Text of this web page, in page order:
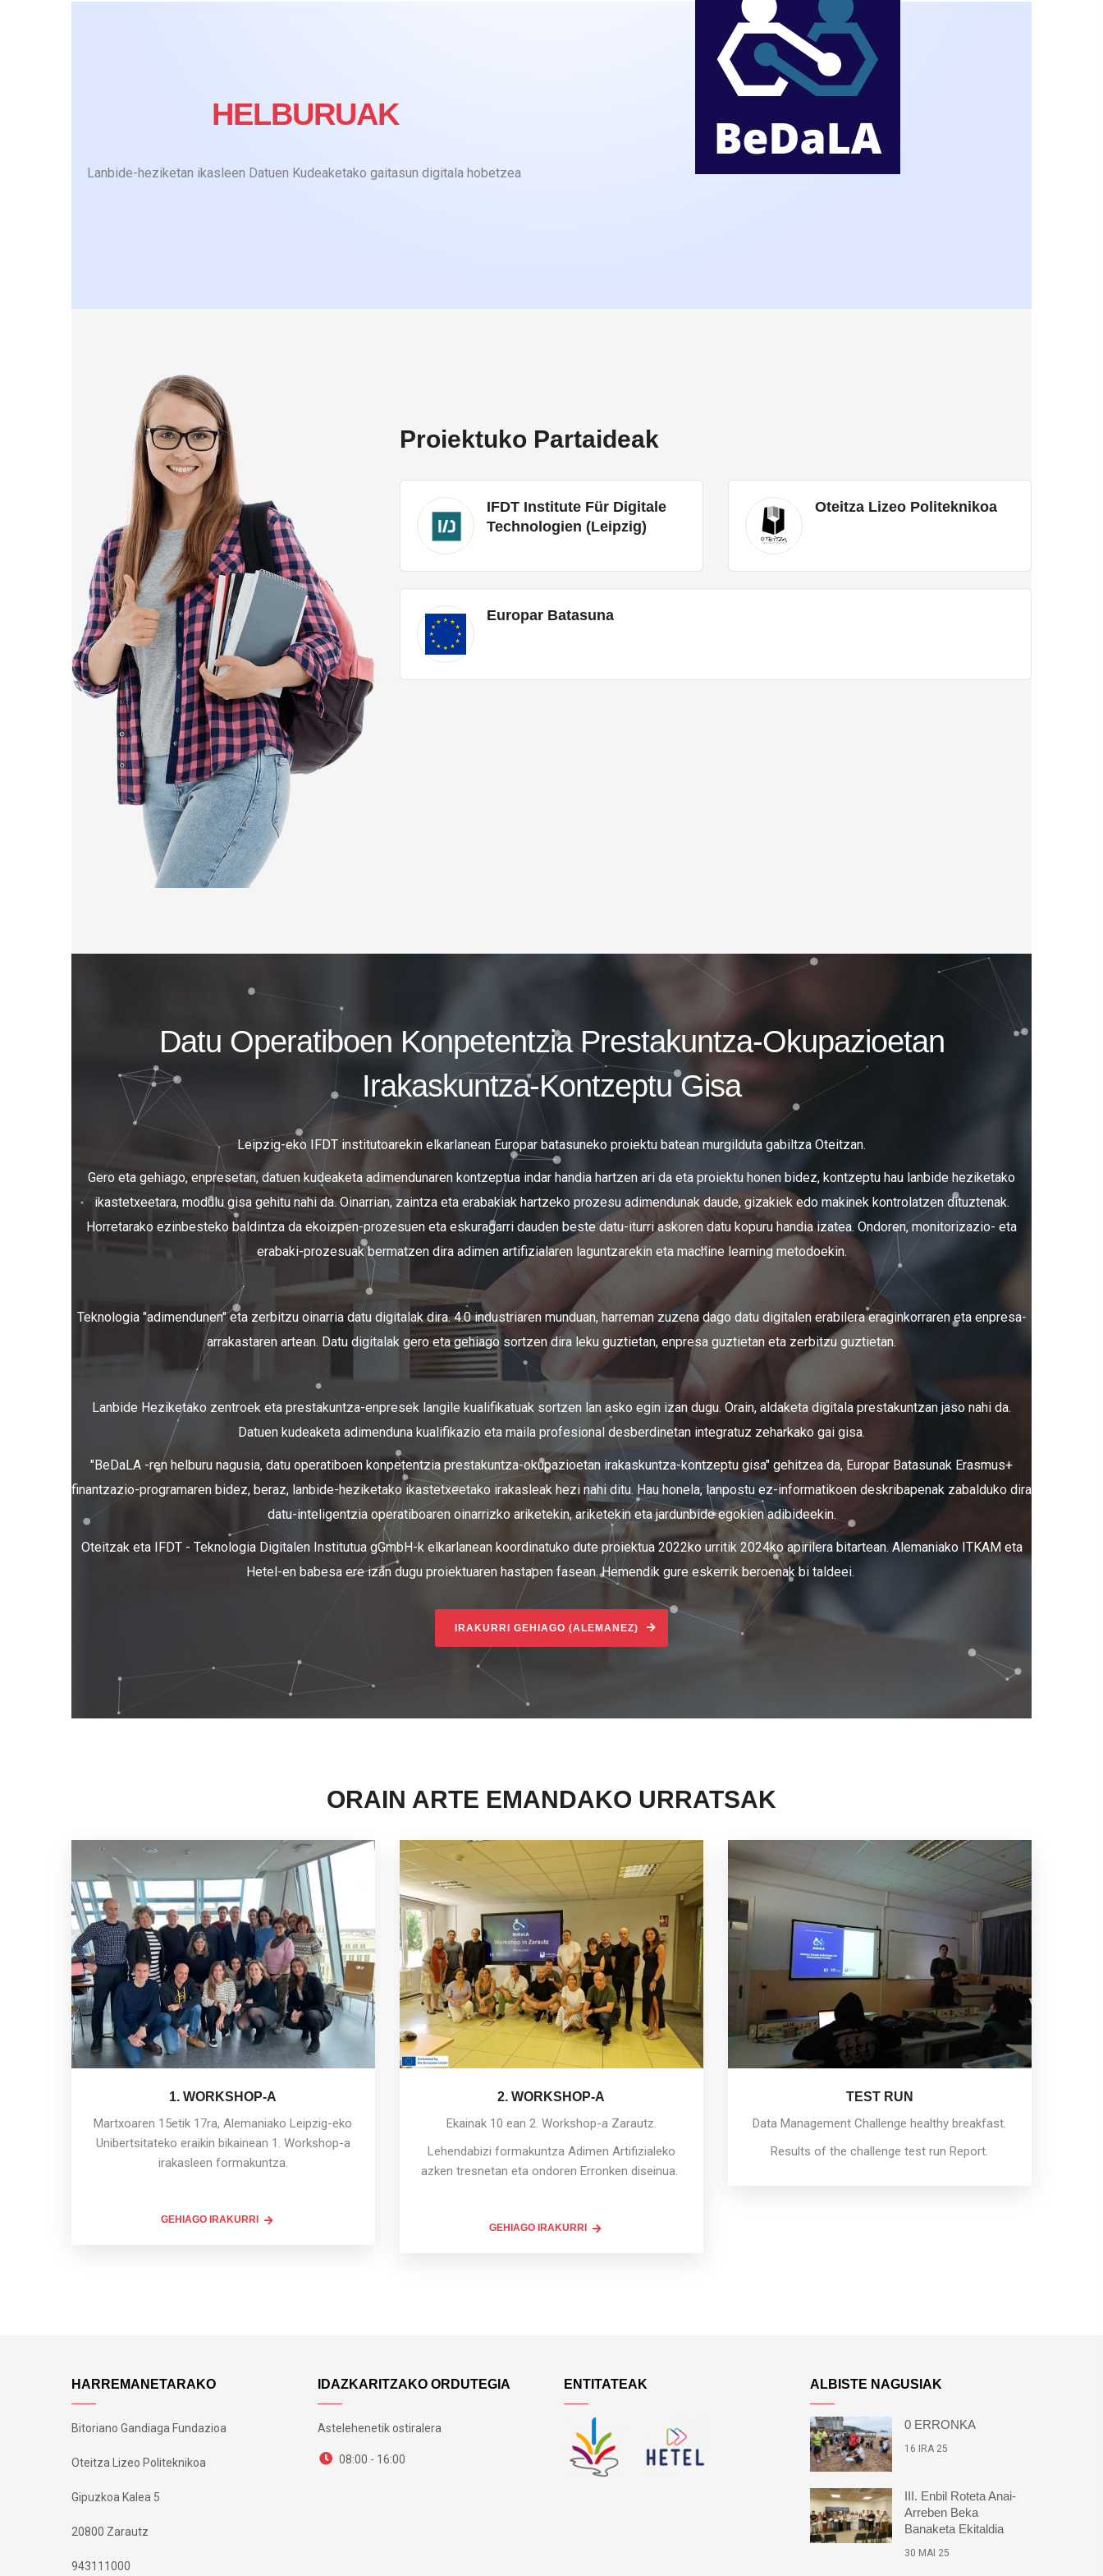
HELBURUAK
Lanbide-heziketan ikasleen Datuen Kudeaketako gaitasun digitala hobetzea
Proiektuko Partaideak
IFDT Institute Für Digitale
Technologien (Leipzig)
Oteitza Lizeo Politeknikoa
Europar Batasuna
Datu Operatiboen Konpetentzia Prestakuntza-Okupazioetan
Irakaskuntza-Kontzeptu Gisa
Leipzig-eko IFDT institutoarekin elkarlanean Europar batasuneko proiektu batean murgilduta gabiltza Oteitzan.
Gero eta gehiago, enpresetan, datuen kudeaketa adimendunaren kontzeptua indar handia hartzen ari da eta proiektu honen bidez, kontzeptu hau lanbide heziketako
ikastetxeetara, modulu gisa gehitu nahi da. Oinarrian, zaintza eta erabakiak hartzeko prozesu adimendunak daude, gizakiek edo makinek kontrolatzen dituztenak.
Horretarako ezinbesteko baldintza da ekoizpen-prozesuen eta eskuragarri dauden beste datu-iturri askoren datu kopuru handia izatea. Ondoren, monitorizazio- eta
erabaki-prozesuak bermatzen dira adimen artifizialaren laguntzarekin eta machine learning metodoekin.
Teknologia "adimendunen" eta zerbitzu oinarria datu digitalak dira. 4.0 industriaren munduan, harreman zuzena dago datu digitalen erabilera eraginkorraren eta enpresa-
arrakastaren artean. Datu digitalak gero eta gehiago sortzen dira leku guztietan, enpresa guztietan eta zerbitzu guztietan.
Lanbide Heziketako zentroek eta prestakuntza-enpresek langile kualifikatuak sortzen lan asko egin izan dugu. Orain, aldaketa digitala prestakuntzan jaso nahi da.
Datuen kudeaketa adimenduna kualifikazio eta maila profesional desberdinetan integratuz zeharkako gai gisa.
"BeDaLA -ren helburu nagusia, datu operatiboen konpetentzia prestakuntza-okupazioetan irakaskuntza-kontzeptu gisa" gehitzea da, Europar Batasunak Erasmus+
finantzazio-programaren bidez, beraz, lanbide-heziketako ikastetxeetako irakasleak hezi nahi ditu. Hau honela, lanpostu ez-informatikoen deskribapenak zabalduko dira
datu-inteligentzia operatiboaren oinarrizko ariketekin, ariketekin eta jardunbide egokien adibideekin.
Oteitzak eta IFDT - Teknologia Digitalen Institutua gGmbH-k elkarlanean koordinatuko dute proiektua 2022ko urritik 2024ko apirilera bitartean. Alemaniako ITKAM eta
Hetel-en babesa ere izan dugu proiektuaren hastapen fasean. Hemendik gure eskerrik beroenak bi taldeei.
IRAKURRI GEHIAGO (ALEMANEZ)
ORAIN ARTE EMANDAKO URRATSAK
1. WORKSHOP-A
Martxoaren 15etik 17ra, Alemaniako Leipzig-eko
Unibertsitateko eraikin bikainean 1. Workshop-a
irakasleen formakuntza.
GEHIAGO IRAKURRI
2. WORKSHOP-A
Ekainak 10 ean 2. Workshop-a Zarautz.
Lehendabizi formakuntza Adimen Artifizialeko
azken tresnetan eta ondoren Erronken diseinua.
GEHIAGO IRAKURRI
TEST RUN
Data Management Challenge healthy breakfast.
Results of the challenge test run Report.
HARREMANETARAKO
Bitoriano Gandiaga Fundazioa
Oteitza Lizeo Politeknikoa
Gipuzkoa Kalea 5
20800 Zarautz
943111000
IDAZKARITZAKO ORDUTEGIA
Astelehenetik ostiralera
08:00 - 16:00
ENTITATEAK ALBISTE NAGUSIAK
0 ERRONKA
16 IRA 25
III. Enbil Roteta Anai-
Arreben Beka
Banaketa Ekitaldia
30 MAI 25